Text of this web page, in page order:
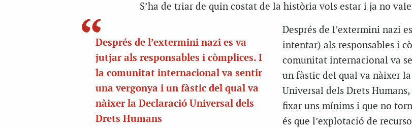
S’ha de triar de quin costat de la història vols estar i ja no
Després de l’extermini nazi es va
jutjar als responsables i còmplices. I
la comunitat internacional va sentir
una vergonya i un fàstic del qual va
nàixer la Declaració Universal dels
Drets Humans
Després de l’extermini nazi
intentar) als responsables i
comunitat internacional va
un fàstic del qual va nàixer
Universal dels Drets
fixar uns mínims i que no
és que l’explotació de